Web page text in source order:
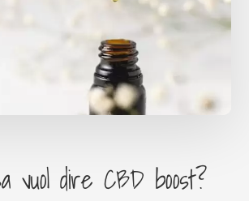
vuol dire CBD boost?